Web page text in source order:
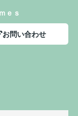
ｅｓ
お問い合わせ